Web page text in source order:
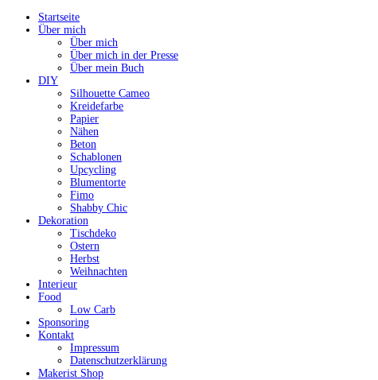
Startseite
Über mich
Über mich
Über mich in der Presse
Über mein Buch
DIY
Silhouette Cameo
Kreidefarbe
Papier
Nähen
Beton
Schablonen
Upcycling
Blumentorte
Fimo
Shabby Chic
Dekoration
Tischdeko
Ostern
Herbst
Weihnachten
Interieur
Food
Low Carb
Sponsoring
Kontakt
Impressum
Datenschutzerklärung
Makerist Shop